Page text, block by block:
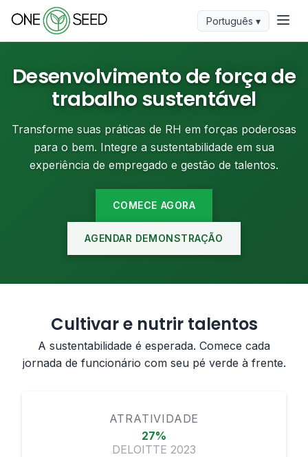
Português ▾
Desenvolvimento de força de
trabalho sustentável
Transforme suas práticas de RH em forças poderosas
para o bem. Integre a sustentabilidade em sua
experiência de empregado e gestão de talentos.
COMECE AGORA
AGENDAR DEMONSTRAÇÃO
Cultivar e nutrir talentos
A sustentabilidade é esperada. Comece cada
jornada de funcionário com seu pé verde à frente.
ATRATIVIDADE
27%
DELOITTE 2023